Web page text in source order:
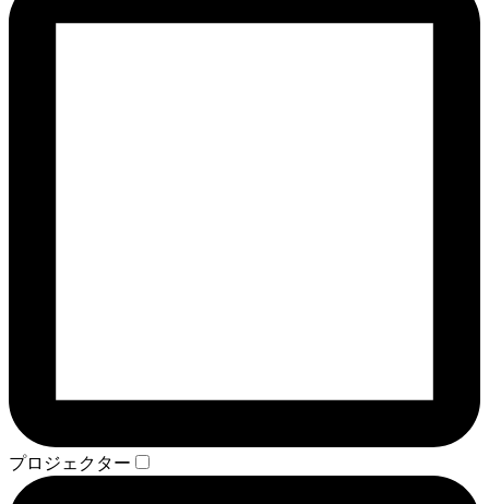
プロジェクター